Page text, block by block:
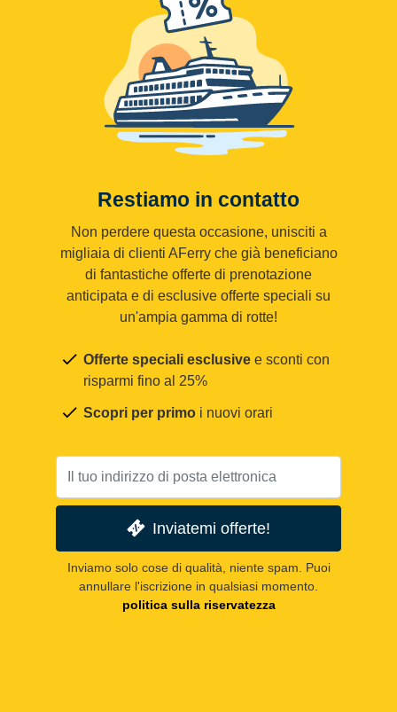
Restiamo in contatto
Non perdere questa occasione, unisciti a
migliaia di clienti AFerry che già beneficiano
di fantastiche offerte di prenotazione
anticipata e di esclusive offerte speciali su
un'ampia gamma di rotte!
Offerte speciali esclusive e sconti con
risparmi fino al 25%
Scopri per primo i nuovi orari
Inviatemi offerte!
Inviamo solo cose di qualità, niente spam. Puoi
annullare l'iscrizione in qualsiasi momento.
politica sulla riservatezza